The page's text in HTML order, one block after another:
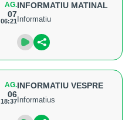
AG.
07
06:21
INFORMATIU MATINAL
Informatiu
AG.
06
18:37
INFORMATIU VESPRE
Informatius